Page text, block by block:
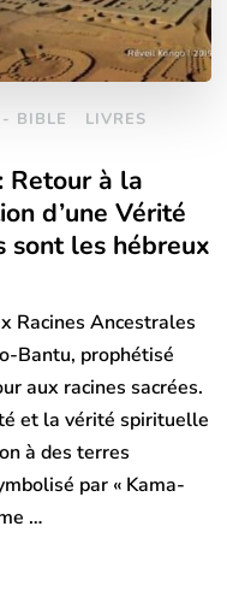
BIBLE
LIVRES
Retour à la
d’une Vérité
sont les hébreux
Racines Ancestrales
Bantu, prophétisé
aux racines sacrées.
et la vérité spirituelle
à des terres
par « Kama-
…